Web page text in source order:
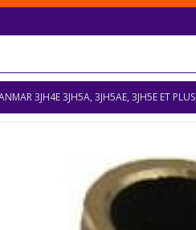
3JH4E 3JH5A, 3JH5AE, 3JH5E ET PLUS